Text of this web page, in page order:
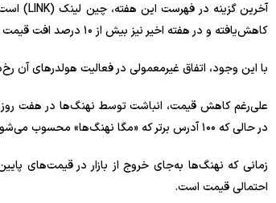
کاهش‌یافته و در هفته اخیر نیز بیش از ۱۰ درصد افت قیمت را به ثبت رسانده‌است.
با این وجود، اتفاق غیرمعمولی در فعالیت هولدرهای آن
در حالی که ۱۰۰ آدرس برتر که «مگا نهنگ‌ها» محسوب می‌شوند، مجموع دارایی خود را ۱.۵۱ درصد افزایش داده‌اند.
زمانی که نهنگ‌ها به‌جای خروج از بازار در قیمت‌های
احتمالی قیمت است.